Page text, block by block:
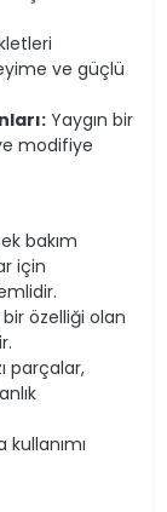
ve güçlü
Yaygın bir
modifiye
bakım
için
özelliği olan
parçalar,